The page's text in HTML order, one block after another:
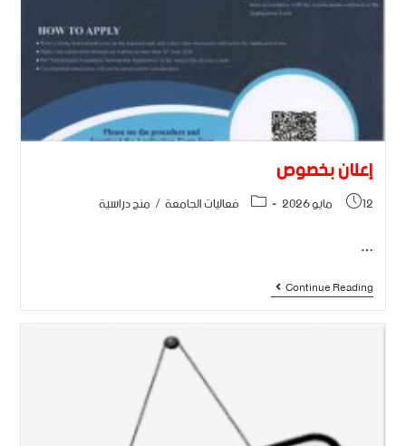
إعلان بخصوص
12 مايو 2026 فعاليات الجامعة/ منح دراسية
…
Continue Reading